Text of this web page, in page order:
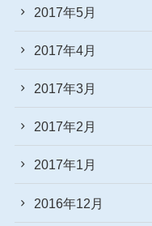
2017年5月
2017年4月
2017年3月
2017年2月
2017年1月
2016年12月